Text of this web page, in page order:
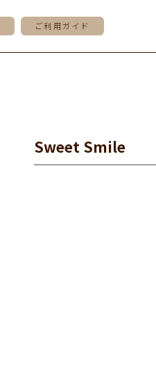
ご利用ガイド
Sweet Smile